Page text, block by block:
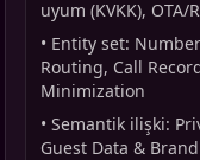
uyum (KVKK), OTA/
• Entity set:
Routing, Call
Minimization
• Semantik ilişki:
Guest Data &